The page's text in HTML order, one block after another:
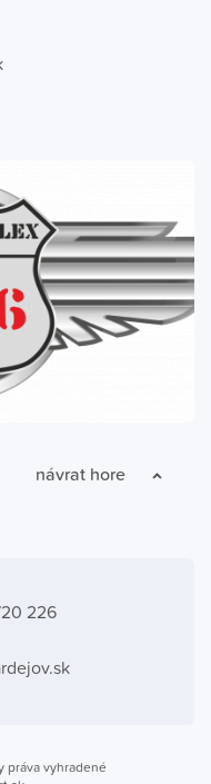
návrat hore
226
práva vyhradené